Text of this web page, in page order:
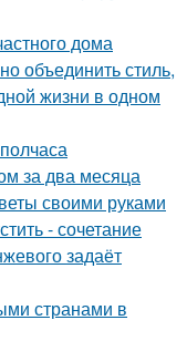
дома
объединить стиль,
жизни в одном
за два месяца
своими руками
- сочетание
задаёт
странами в